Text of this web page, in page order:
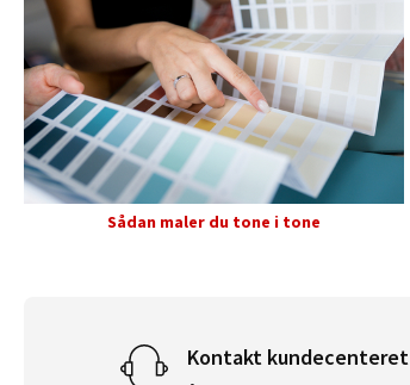
Sådan maler du tone i tone
Kontakt kundecenteret